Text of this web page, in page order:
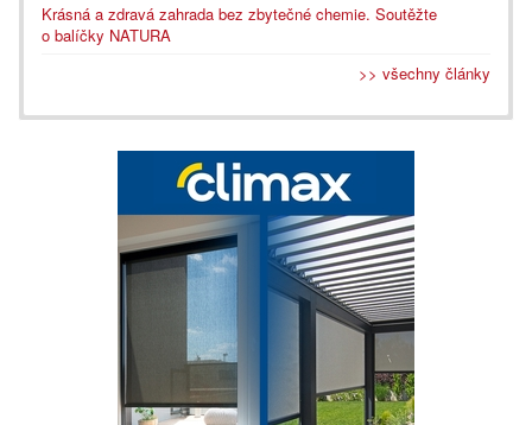
Krásná a zdravá zahrada bez zbytečné chemie. Soutěžte
o balíčky NATURA
>> všechny články